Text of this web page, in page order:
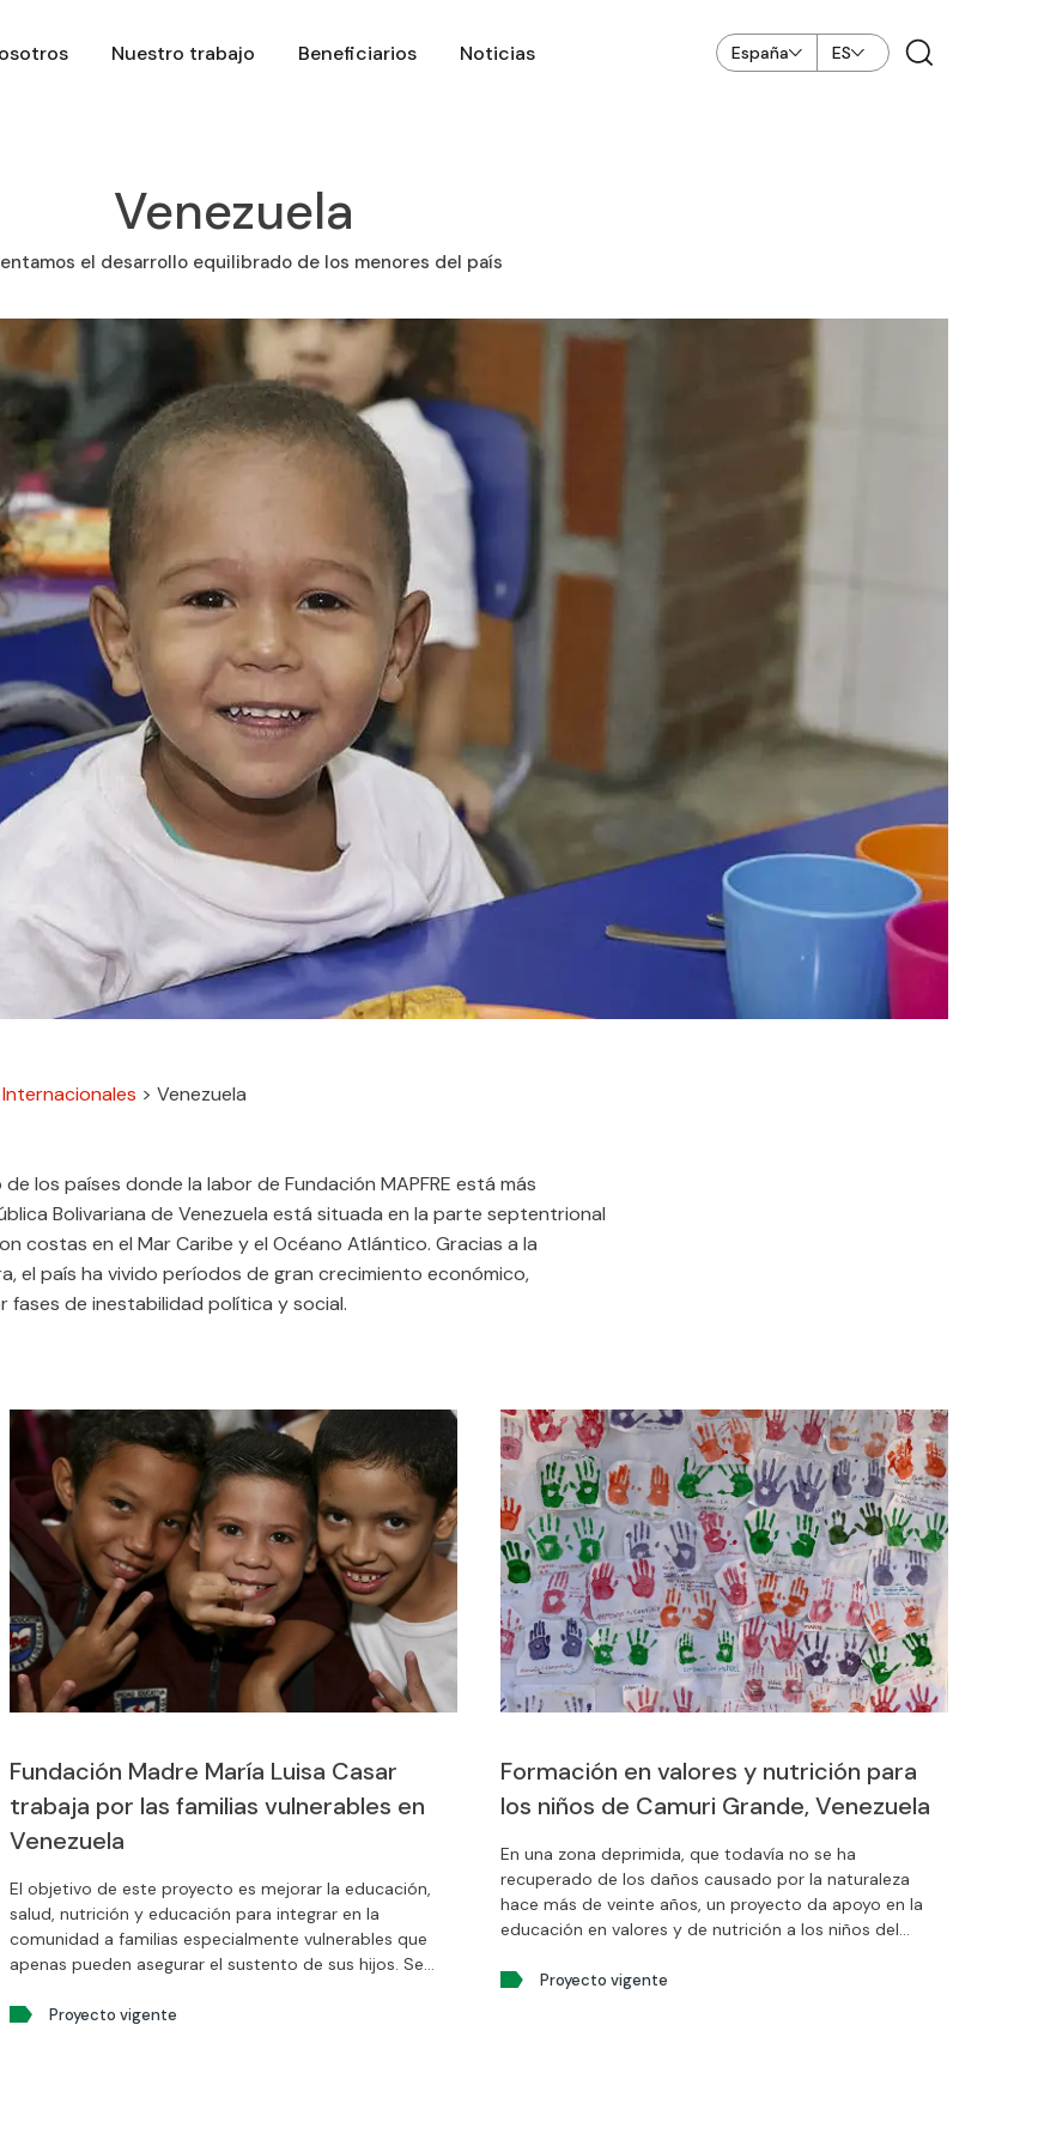
Nuestro trabajo Beneficiarios Noticias España ES
Venezuela
el desarrollo equilibrado de los menores del país
> Venezuela
los países donde la labor de Fundación MAPFRE está más
Bolivariana de Venezuela está situada en la parte septentrional
costas en el Mar Caribe y el Océano Atlántico. Gracias a la
el país ha vivido períodos de gran crecimiento económico,
fases de inestabilidad política y social.
Fundación Madre María Luisa Casar
trabaja por las familias vulnerables en
Venezuela
Proyecto vigente
El objetivo de este proyecto es mejorar la educación,
salud, nutrición y educación para integrar en la
comunidad a familias especialmente vulnerables que
apenas pueden asegurar el sustento de sus hijos. Se
a todos los alumnos de la Unidad Educativa Jenaro
Formación en valores y nutrición para
los niños de Camuri Grande, Venezuela
Proyecto vigente
En una zona deprimida, que todavía no se ha
recuperado de los daños causado por la naturaleza
hace más de veinte años, un proyecto da apoyo en la
educación en valores y de nutrición a los niños del
Comunidad.